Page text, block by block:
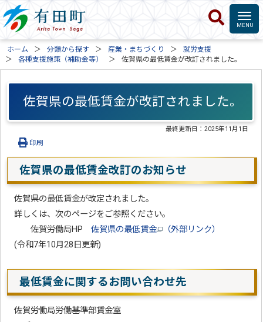
ホーム 分類から探す 産業・まちづくり
就労支援
各種支援施策（補助金等）
佐賀県の最低賃金が改訂されました。
佐賀県の最低賃金が改訂されました。
最終更新日：2025年11月1日
印刷
佐賀県の最低賃金改訂のお知らせ
佐賀県の最低賃金が改定されました。
詳しくは、次のページをご参照ください。
佐賀労働局HP佐賀県の最低賃金
（外部リンク）
(令和7年10月28日更新)
最低賃金に関するお問い合わせ先
佐賀労働局労働基準部賃金室